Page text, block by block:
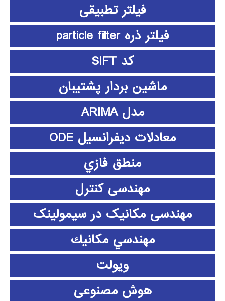
فیلتر تطبیقی
فیلتر ذره particle filter
کد SIFT
ماشین بردار پشتیبان
مدل ARIMA
معادلات دیفرانسیل ODE
منطق فازي
مهندسی کنترل
مهندسی مکانیک در سیمولینک
مهندسي مكانيك
ویولت
هوش مصنوعی